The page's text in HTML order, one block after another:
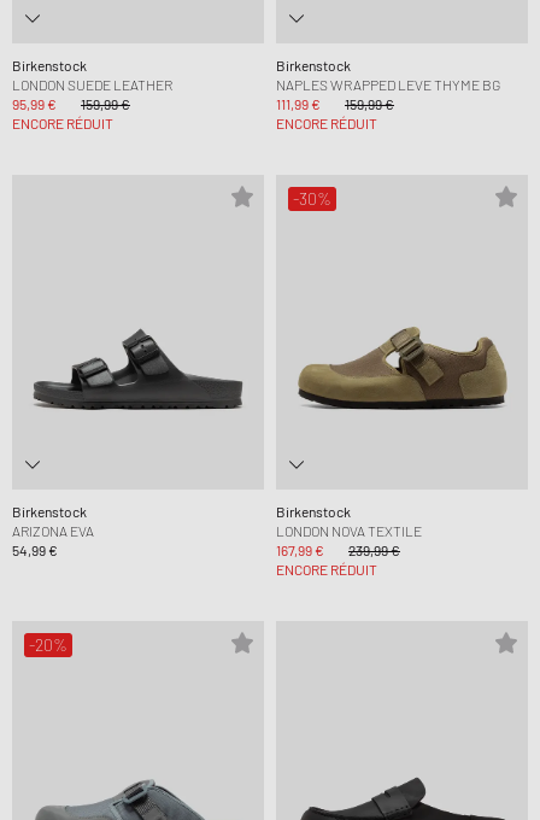
Birkenstock
LONDON SUEDE LEATHER
95,99 €
159,99 €
ENCORE RÉDUIT
Birkenstock
NAPLES WRAPPED LEVE THYME BG
111,99 €
159,99 €
ENCORE RÉDUIT
Birkenstock
ARIZONA EVA
54,99 €
-30%
Birkenstock
LONDON NOVA TEXTILE
167,99 €
239,99 €
ENCORE RÉDUIT
-20%